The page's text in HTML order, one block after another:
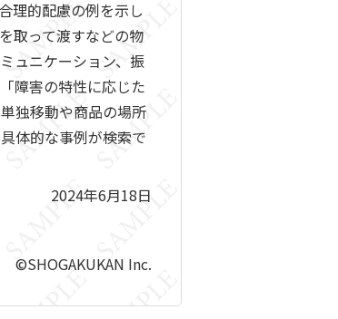
理的配慮の例を示し
取って渡すなどの物
ュニケーション、振
障害の特性に応じた
独移動や商品の場所
体的な事例が検索で
2024年6月18日
©SHOGAKUKAN Inc.